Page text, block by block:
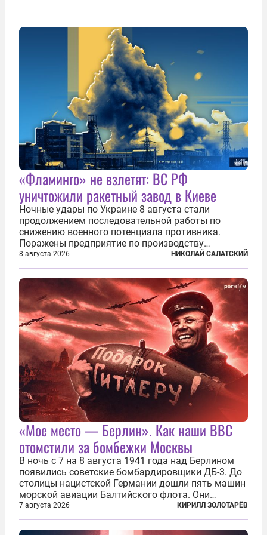
«Фламинго» не взлетят: ВС РФ
уничтожили ракетный завод в Киеве
Ночные удары по Украине 8 августа стали
продолжением последовательной работы по
снижению военного потенциала противника.
Поражены предприятие по производству
крылатых ракет, крупный склад топлива и два
сухогруза с военными грузами. Дополнительно
нанесены удары по объектам в ряде городов. В
Киеве...
8 августа 2026 НИКОЛАЙ САЛАТСКИЙ
«Мое место — Берлин». Как наши ВВС
отомстили за бомбежки Москвы
В ночь с 7 на 8 августа 1941 года над Берлином
появились советские бомбардировщики ДБ-3. До
столицы нацистской Германии дошли пять машин
морской авиации Балтийского флота. Они
сбросили бомбы на город, который в тот момент
жил в полной уверенности, что война идет где-то
далеко на востоке, Красная...
7 августа 2026 КИРИЛЛ ЗОЛОТАРЁВ